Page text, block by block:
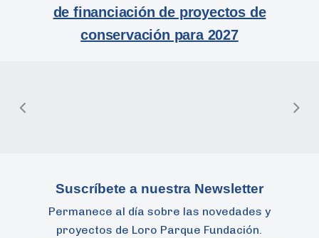
de financiación de proyectos de
conservación para 2027
Suscríbete a nuestra Newsletter
Permanece al día sobre las novedades y
proyectos de Loro Parque Fundación.